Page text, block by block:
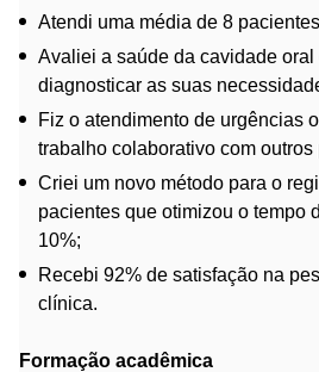
Atendi uma média de 8
Avaliei a saúde da cavidade
diagnosticar as suas
Fiz o atendimento de urgências
trabalho colaborativo com outros
Criei um novo método para o
pacientes que otimizou o tempo
10%;
Recebi 92% de satisfação na
clínica.
Formação acadêmica